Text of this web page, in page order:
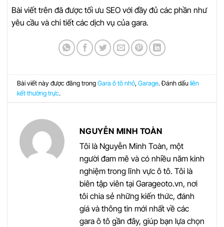
Bài viết trên đã được tối ưu SEO với đầy đủ các phần như
yêu cầu và chi tiết các dịch vụ của gara.
Bài viết này được đăng trongGara ô tô nhỏ,Garage. Đánh dấuliên
kết thường trực.
NGUYỄN MINH TOÀN
Tôi là Nguyễn Minh Toàn, một
người đam mê và có nhiều năm kinh
nghiệm trong lĩnh vực ô tô. Tôi là
biên tập viên tại Garageoto.vn, nơi
tôi chia sẻ những kiến thức, đánh
giá và thông tin mới nhất về các
gara ô tô gần đây, giúp bạn lựa chọn